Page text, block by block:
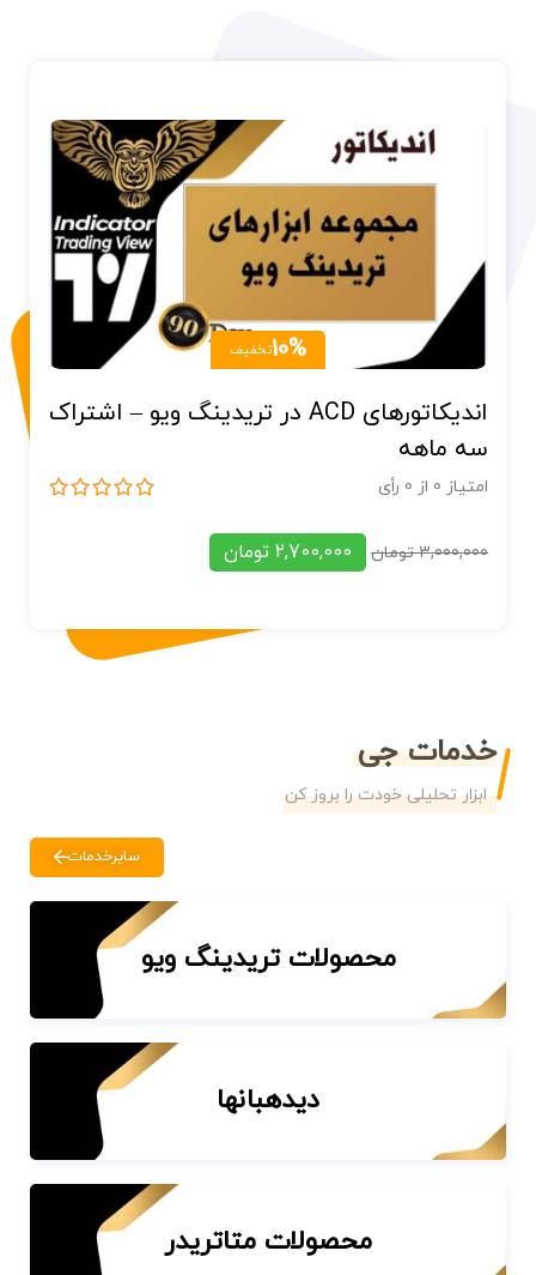
10%تخفیف
اندیکاتورهای ACD در متاتریدر – اشتراک سه
ماهه
امتیاز 0 از 0 رأی
1,500,000 تومان 1,350,000 تومان
خدمات جی
ابزار تحلیلی خودت را بروز کن
سایرخدمات
محصولات تریدینگ ویو
دیدهبانها
محصولات متاتریدر